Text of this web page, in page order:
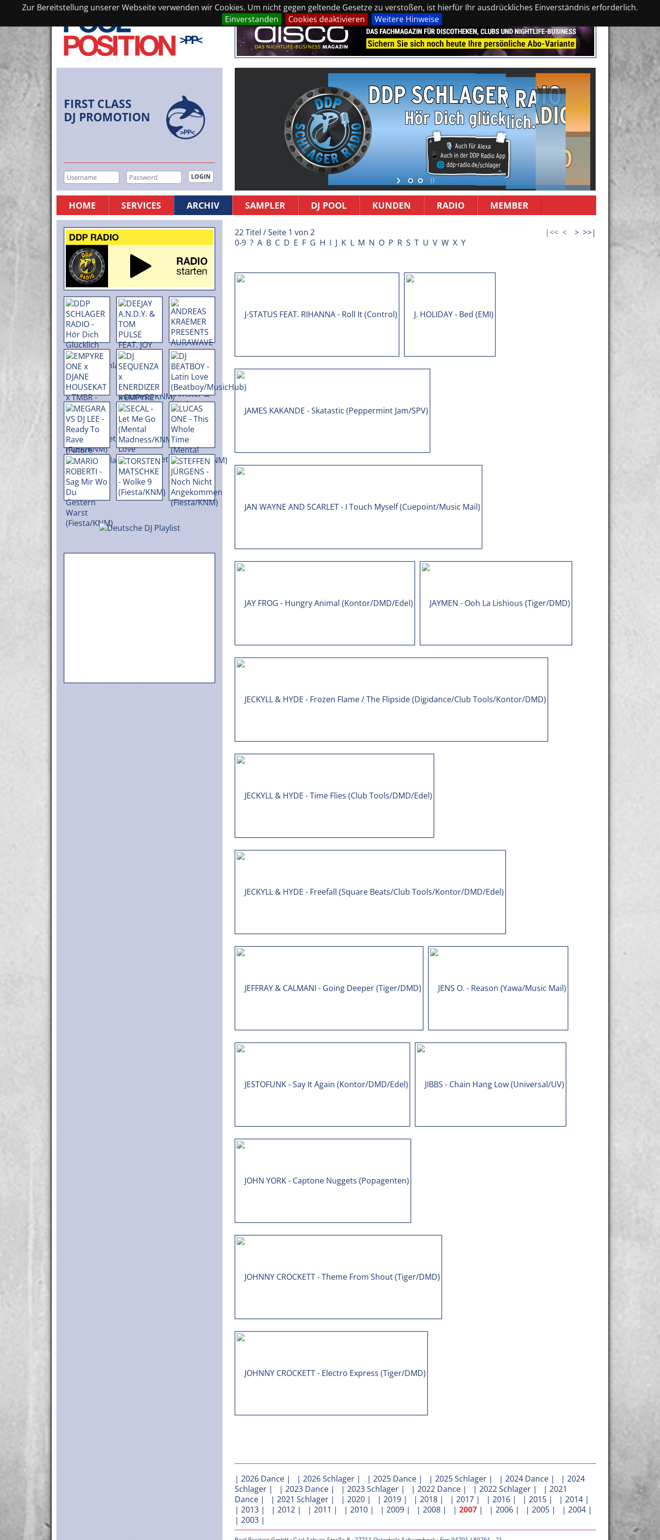
Zur Bereitstellung unserer Webseite verwenden wir Cookies. Um nicht gegen geltende Gesetze zu verstoßen, ist hierfür Ihr ausdrückliches Einverständnis erforderlich.
Einverstanden
Cookies deaktivieren Weitere Hinweise
FIRST CLASS
DJ PROMOTION
HOME SERVICES ARCHIV SAMPLER DJ POOL KUNDEN RADIO MEMBER
22 Titel / Seite 1 von 2 |<< < > >>|
0-9 ? A B C D E F G H I J K L M N O P R S T U V W X Y
| 2026 Dance | | 2026 Schlager | | 2025 Dance | | 2025 Schlager | | 2024 Dance | | 2024
Schlager | | 2023 Dance | | 2023 Schlager | | 2022 Dance | | 2022 Schlager | | 2021
Dance | | 2021 Schlager | | 2020 | | 2019 | | 2018 | | 2017 | | 2016 | | 2015 | | 2014 |
| 2013 | | 2012 | | 2011 | | 2010 | | 2009 | | 2008 | | 2007 | | 2006 | | 2005 | | 2004 |
| 2003 |